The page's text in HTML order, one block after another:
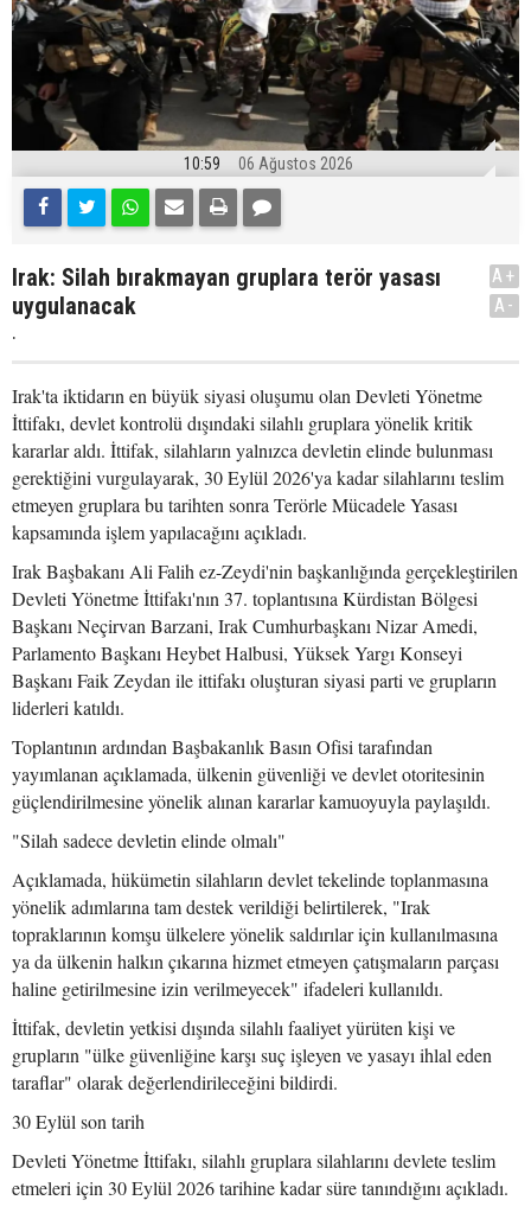
10:59 06 Ağustos 2026
Irak: Silah bırakmayan gruplara terör yasası
uygulanacak
.
A+
A-
Irak'ta iktidarın en büyük siyasi oluşumu olan Devleti Yönetme
İttifakı, devlet kontrolü dışındaki silahlı gruplara yönelik kritik
kararlar aldı. İttifak, silahların yalnızca devletin elinde bulunması
gerektiğini vurgulayarak, 30 Eylül 2026'ya kadar silahlarını teslim
etmeyen gruplara bu tarihten sonra Terörle Mücadele Yasası
kapsamında işlem yapılacağını açıkladı.
Irak Başbakanı Ali Falih ez-Zeydi'nin başkanlığında gerçekleştirilen
Devleti Yönetme İttifakı'nın 37. toplantısına Kürdistan Bölgesi
Başkanı Neçirvan Barzani, Irak Cumhurbaşkanı Nizar Amedi,
Parlamento Başkanı Heybet Halbusi, Yüksek Yargı Konseyi
Başkanı Faik Zeydan ile ittifakı oluşturan siyasi parti ve grupların
liderleri katıldı.
Toplantının ardından Başbakanlık Basın Ofisi tarafından
yayımlanan açıklamada, ülkenin güvenliği ve devlet otoritesinin
güçlendirilmesine yönelik alınan kararlar kamuoyuyla paylaşıldı.
"Silah sadece devletin elinde olmalı"
Açıklamada, hükümetin silahların devlet tekelinde toplanmasına
yönelik adımlarına tam destek verildiği belirtilerek, "Irak
topraklarının komşu ülkelere yönelik saldırılar için kullanılmasına
ya da ülkenin halkın çıkarına hizmet etmeyen çatışmaların parçası
haline getirilmesine izin verilmeyecek" ifadeleri kullanıldı.
İttifak, devletin yetkisi dışında silahlı faaliyet yürüten kişi ve
grupların "ülke güvenliğine karşı suç işleyen ve yasayı ihlal eden
taraflar" olarak değerlendirileceğini bildirdi.
30 Eylül son tarih
Devleti Yönetme İttifakı, silahlı gruplara silahlarını devlete teslim
etmeleri için 30 Eylül 2026 tarihine kadar süre tanındığını açıkladı.